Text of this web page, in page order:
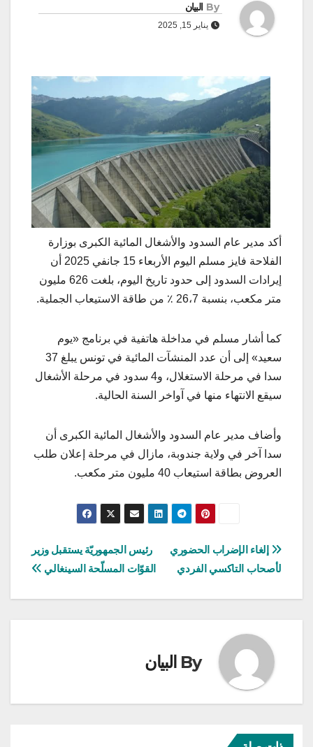
By البيان
يناير 15, 2025
أكد مدير عام السدود والأشغال المائية الكبرى بوزارة
الفلاحة فايز مسلم اليوم الأربعاء 15 جانفي 2025 أن
إيرادات السدود إلى حدود تاريخ اليوم، بلغت 626 مليون
متر مكعب، بنسبة 26،7 ٪ من طاقة الاستيعاب الجملية.
كما أشار مسلم في مداخلة هاتفية في برنامج «يوم
سعيد» إلى أن عدد المنشآت المائية في تونس يبلغ 37
سدا في مرحلة الاستغلال، و4 سدود في مرحلة الأشغال
سيقع الانتهاء منها في آواخر السنة الحالية.
وأضاف مدير عام السدود والأشغال المائية الكبرى أن
سدا آخر في ولاية جندوبة، مازال في مرحلة إعلان طلب
العروض بطاقة استيعاب 40 مليون متر مكعب.
تصفّح
المقالات
رئيس الجمهوريّة يستقبل وزير
القوّات المسلّحة السينغالي
إلغاء الإضراب الحضوري
لأصحاب التاكسي الفردي
By البيان